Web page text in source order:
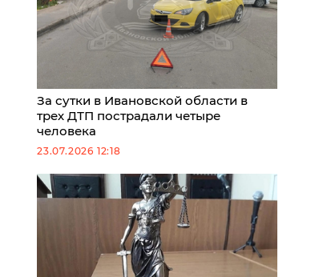
За сутки в Ивановской области в
трех ДТП пострадали четыре
человека
23.07.2026 12:18